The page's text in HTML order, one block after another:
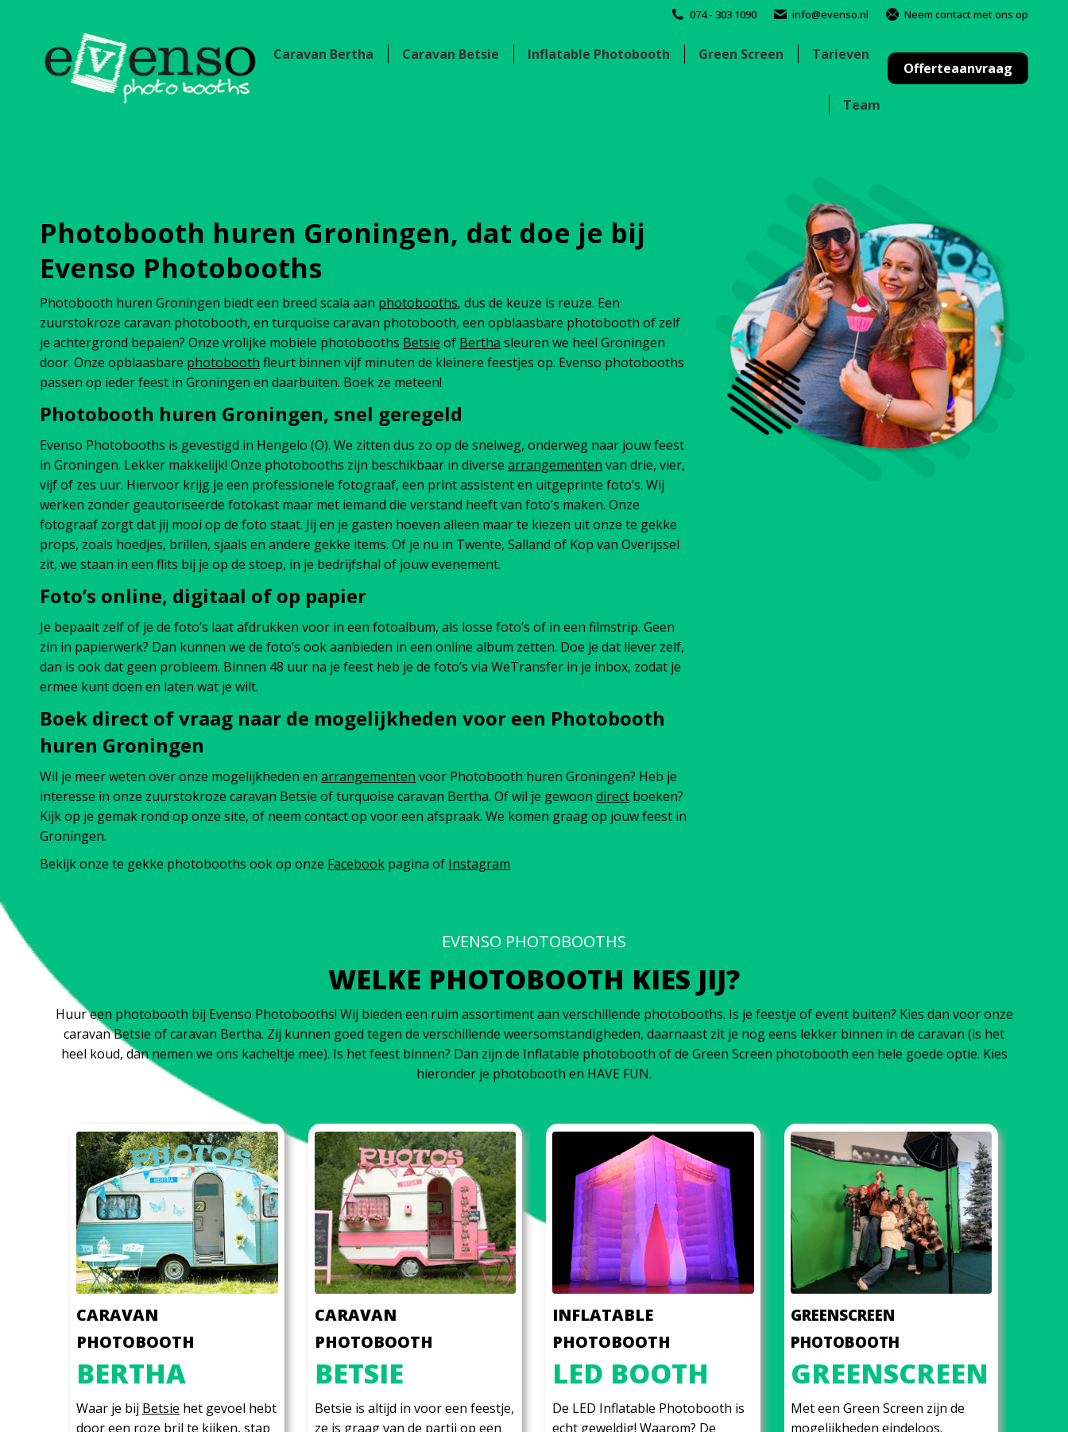
074 - 303 1090 info@evenso.nl Neem contact met ons op
Caravan Bertha Caravan Betsie Inflatable Photobooth Green Screen Tarieven
Team
Offerteaanvraag
Photobooth huren Groningen, dat doe je bij
Evenso Photobooths
Photobooth huren Groningen biedt een breed scala aan photobooths, dus de keuze is reuze. Een
zuurstokroze caravan photobooth, en turquoise caravan photobooth, een opblaasbare photobooth of zelf
je achtergrond bepalen? Onze vrolijke mobiele photobooths Betsie of Bertha sleuren we heel Groningen
door. Onze opblaasbare photobooth fleurt binnen vijf minuten de kleinere feestjes op. Evenso photobooths
passen op ieder feest in Groningen en daarbuiten. Boek ze meteen!
Photobooth huren Groningen, snel geregeld
Evenso Photobooths is gevestigd in Hengelo (O). We zitten dus zo op de snelweg, onderweg naar jouw feest
in Groningen. Lekker makkelijk! Onze photobooths zijn beschikbaar in diverse arrangementen van drie, vier,
vijf of zes uur. Hiervoor krijg je een professionele fotograaf, een print assistent en uitgeprinte foto’s. Wij
werken zonder geautoriseerde fotokast maar met iemand die verstand heeft van foto’s maken. Onze
fotograaf zorgt dat jij mooi op de foto staat. Jij en je gasten hoeven alleen maar te kiezen uit onze te gekke
props, zoals hoedjes, brillen, sjaals en andere gekke items. Of je nu in Twente, Salland of Kop van Overijssel
zit, we staan in een flits bij je op de stoep, in je bedrijfshal of jouw evenement.
Foto’s online, digitaal of op papier
Je bepaalt zelf of je de foto’s laat afdrukken voor in een fotoalbum, als losse foto’s of in een filmstrip. Geen
zin in papierwerk? Dan kunnen we de foto’s ook aanbieden in een online album zetten. Doe je dat liever zelf,
dan is ook dat geen probleem. Binnen 48 uur na je feest heb je de foto’s via WeTransfer in je inbox, zodat je
ermee kunt doen en laten wat je wilt.
Boek direct of vraag naar de mogelijkheden voor een Photobooth
huren Groningen
Wil je meer weten over onze mogelijkheden en arrangementen voor Photobooth huren Groningen? Heb je
interesse in onze zuurstokroze caravan Betsie of turquoise caravan Bertha. Of wil je gewoon direct boeken?
Kijk op je gemak rond op onze site, of neem contact op voor een afspraak. We komen graag op jouw feest in
Groningen.
Bekijk onze te gekke photobooths ook op onze Facebook pagina of Instagram
EVENSO PHOTOBOOTHS
WELKE PHOTOBOOTH KIES JIJ?
Huur een photobooth bij Evenso Photobooths! Wij bieden een ruim assortiment aan verschillende photobooths. Is je feestje of event buiten? Kies dan voor onze
caravan Betsie of caravan Bertha. Zij kunnen goed tegen de verschillende weersomstandigheden, daarnaast zit je nog eens lekker binnen in de caravan (is het
heel koud, dan nemen we ons kacheltje mee). Is het feest binnen? Dan zijn de Inflatable photobooth of de Green Screen photobooth een hele goede optie. Kies
hieronder je photobooth en HAVE FUN.
CARAVAN
PHOTOBOOTH
BERTHA
Waar je bij Betsie het gevoel hebt
door een roze bril te kijken, stap
CARAVAN
PHOTOBOOTH
BETSIE
Betsie is altijd in voor een feestje,
ze is graag van de partij op een
INFLATABLE
PHOTOBOOTH
LED BOOTH
De LED Inflatable Photobooth is
echt geweldig! Waarom? De
GREENSCREEN
PHOTOBOOTH
GREENSCREEN
Met een Green Screen zijn de
mogelijkheden eindeloos.